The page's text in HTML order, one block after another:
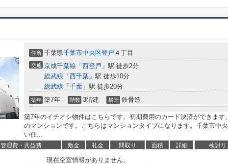
住所 千葉県千葉市中央区登戸 ４丁目
交通 京成千葉線 「 西登戸 」駅 徒歩2分
総武線 「 西千葉 」駅 徒歩10分
総武線 「 千葉 」駅 徒歩20分
築年 築7年 階数 3階建 構造 鉄骨造
築7年のイチオシ物件はこちらです。初期費用のカード決済ができます
のマンションです。こちらはマンションタイプになります。千葉市中
い住...
管理費・共益費 敷金 礼金 間取り 面積 詳細 検討リ
現在空室情報がありません。